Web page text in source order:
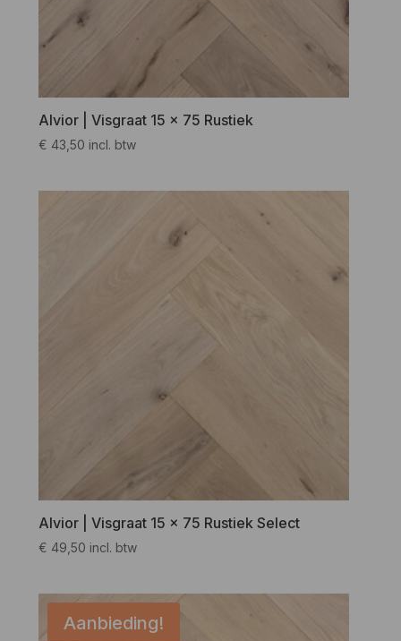
Alvior | Visgraat 15 x 75 Rustiek
€ 43,50 incl. btw
Alvior | Visgraat 15 x 75 Rustiek Select
€ 49,50 incl. btw
Aanbieding!